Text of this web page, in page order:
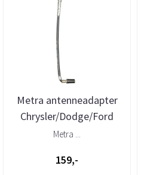
Metra antenneadapter
Chrysler/Dodge/Ford
(US)/GM/Jeep/Saab
Metra ...
159,-